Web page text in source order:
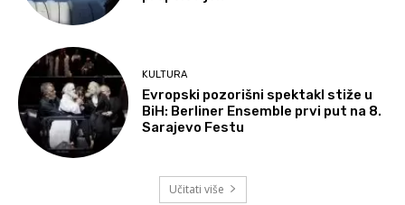
KULTURA
Evropski pozorišni spektakl stiže u
BiH: Berliner Ensemble prvi put na 8.
Sarajevo Festu
Učitati više